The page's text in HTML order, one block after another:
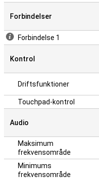
Forbindelser
Forbindelse 1
Kontrol
Driftsfunktioner
Touchpad-kontrol
Audio
Maksimum
frekvensområde
Minimums
frekvensområde